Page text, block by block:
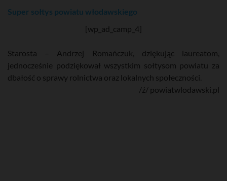
Super sołtys powiatu włodawskiego
[wp_ad_camp_4]
Starosta – Andrzej Romańczuk, dziękując laureatom,
jednocześnie podziękował wszystkim sołtysom powiatu za
dbałość o sprawy rolnictwa oraz lokalnych społeczności.
/ź/ powiatwlodawski.pl